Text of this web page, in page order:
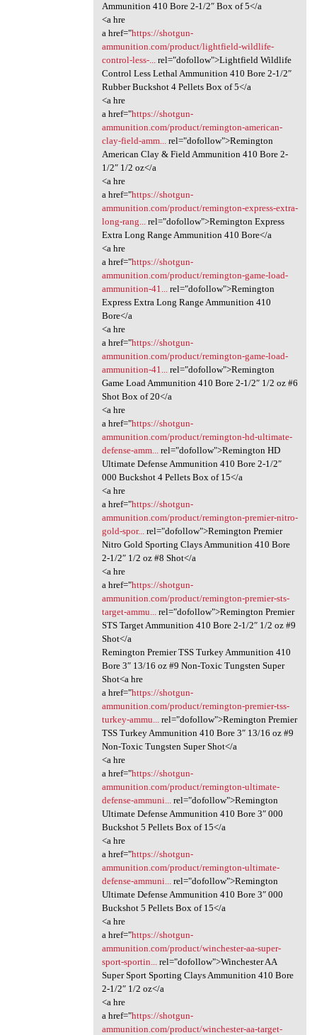
Ammunition 410 Bore 2-1/2″ Box of 5</a
<a hre
a href="https://shotgun-
ammunition.com/product/lightfield-wildlife-
control-less-...rel="dofollow">Lightfield Wildlife
Control Less Lethal Ammunition 410 Bore 2-1/2″
Rubber Buckshot 4 Pellets Box of 5</a
<a hre
a href="https://shotgun-
ammunition.com/product/remington-american-
clay-field-amm...rel="dofollow">Remington
American Clay & Field Ammunition 410 Bore 2-
1/2″ 1/2 oz</a
<a hre
a href="https://shotgun-
ammunition.com/product/remington-express-extra-
long-rang...rel="dofollow">Remington Express
Extra Long Range Ammunition 410 Bore</a
<a hre
a href="https://shotgun-
ammunition.com/product/remington-game-load-
ammunition-41...rel="dofollow">Remington
Express Extra Long Range Ammunition 410
Bore</a
<a hre
a href="https://shotgun-
ammunition.com/product/remington-game-load-
ammunition-41...rel="dofollow">Remington
Game Load Ammunition 410 Bore 2-1/2″ 1/2 oz #6
Shot Box of 20</a
<a hre
a href="https://shotgun-
ammunition.com/product/remington-hd-ultimate-
defense-amm...rel="dofollow">Remington HD
Ultimate Defense Ammunition 410 Bore 2-1/2″
000 Buckshot 4 Pellets Box of 15</a
<a hre
a href="https://shotgun-
ammunition.com/product/remington-premier-nitro-
gold-spor...rel="dofollow">Remington Premier
Nitro Gold Sporting Clays Ammunition 410 Bore
2-1/2″ 1/2 oz #8 Shot</a
<a hre
a href="https://shotgun-
ammunition.com/product/remington-premier-sts-
target-ammu...rel="dofollow">Remington Premier
STS Target Ammunition 410 Bore 2-1/2″ 1/2 oz #9
Shot</a
Remington Premier TSS Turkey Ammunition 410
Bore 3″ 13/16 oz #9 Non-Toxic Tungsten Super
Shot<a hre
a href="https://shotgun-
ammunition.com/product/remington-premier-tss-
turkey-ammu...rel="dofollow">Remington Premier
TSS Turkey Ammunition 410 Bore 3″ 13/16 oz #9
Non-Toxic Tungsten Super Shot</a
<a hre
a href="https://shotgun-
ammunition.com/product/remington-ultimate-
defense-ammuni...rel="dofollow">Remington
Ultimate Defense Ammunition 410 Bore 3″ 000
Buckshot 5 Pellets Box of 15</a
<a hre
a href="https://shotgun-
ammunition.com/product/remington-ultimate-
defense-ammuni...rel="dofollow">Remington
Ultimate Defense Ammunition 410 Bore 3″ 000
Buckshot 5 Pellets Box of 15</a
<a hre
a href="https://shotgun-
ammunition.com/product/winchester-aa-super-
sport-sportin...rel="dofollow">Winchester AA
Super Sport Sporting Clays Ammunition 410 Bore
2-1/2″ 1/2 oz</a
<a hre
a href="https://shotgun-
ammunition.com/product/winchester-aa-target-